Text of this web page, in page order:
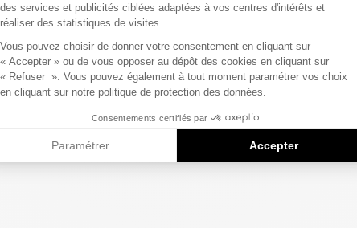
des services et publicités ciblées adaptées à vos centres d'intérêts et
réaliser des statistiques de visites.
Vous pouvez choisir de donner votre consentement en cliquant sur
« Accepter » ou de vous opposer au dépôt des cookies en cliquant sur
« Refuser ». Vous pouvez également à tout moment paramétrer vos choix
en cliquant sur notre politique de protection des données.
Consentements certifiés par
Paramétrer Accepter